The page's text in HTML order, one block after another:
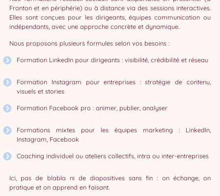
Fronton et en périphérie) ou à distance via des sessions interactives.
Elles sont conçues pour les dirigeants, équipes communication ou
indépendants, avec une approche concrète et dynamique.
Nous proposons plusieurs formules selon vos besoins :
Formation LinkedIn pour dirigeants : visibilité, crédibilité et réseau
Formation Instagram pour entreprises : stratégie de contenu,
visuels et stories
Formation Facebook pro : animer, publier, analyser
Formations mixtes pour les équipes marketing : LinkedIn,
Instagram, Facebook
Coaching individuel ou ateliers collectifs, intra ou inter-entreprises
Ici, pas de blabla ni de diapositives sans fin : on échange, on
pratique et on apprend en faisant.